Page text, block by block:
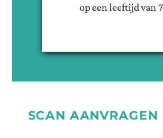
op een leeftijd van
SCAN AANVRAGEN